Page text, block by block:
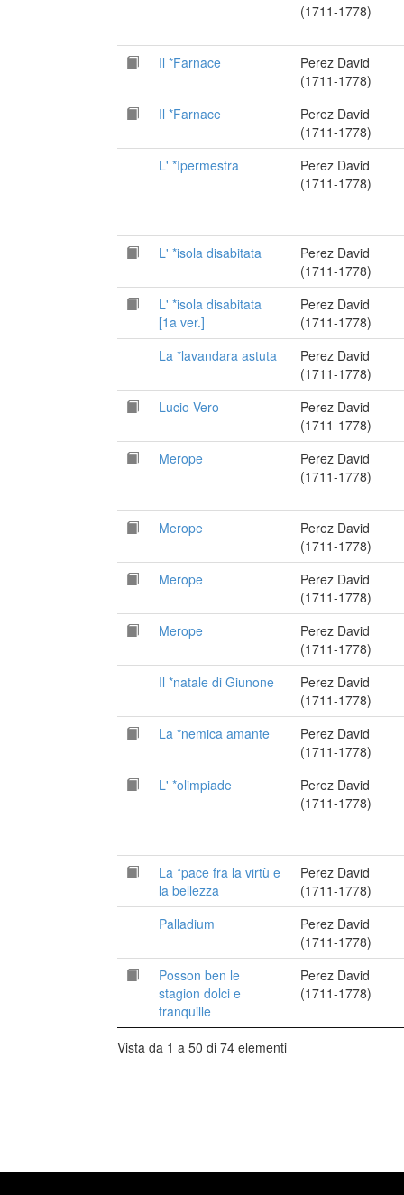
(1711-1778)
Il *Farnace
Perez David
(1711-1778)
Il *Farnace
Perez David
(1711-1778)
L' *Ipermestra
Perez David
(1711-1778)
L' *isola disabitata
Perez David
(1711-1778)
L' *isola disabitata
[1a ver.]
Perez David
(1711-1778)
La *lavandara astuta
Perez David
(1711-1778)
Lucio Vero
Perez David
(1711-1778)
Merope
Perez David
(1711-1778)
Merope
Perez David
(1711-1778)
Merope
Perez David
(1711-1778)
Merope
Perez David
(1711-1778)
Il *natale di Giunone
Perez David
(1711-1778)
La *nemica amante
Perez David
(1711-1778)
L' *olimpiade
Perez David
(1711-1778)
La *pace fra la virtù e
la bellezza
Perez David
(1711-1778)
Palladium
Perez David
(1711-1778)
Posson ben le
stagion dolci e
tranquille
Perez David
(1711-1778)
Vista da 1 a 50 di 74 elementi